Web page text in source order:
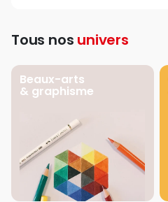
Tous nos univers
Beaux-arts
& graphisme